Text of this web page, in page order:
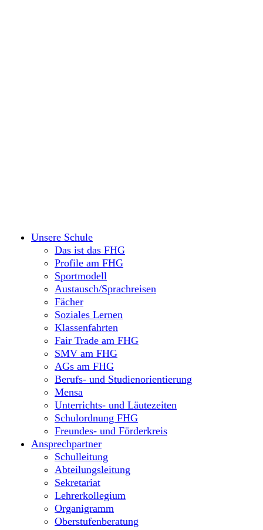
Unsere Schule
Das ist das FHG
Profile am FHG
Sportmodell
Austausch/Sprachreisen
Fächer
Soziales Lernen
Klassenfahrten
Fair Trade am FHG
SMV am FHG
AGs am FHG
Berufs- und Studienorientierung
Mensa
Unterrichts- und Läutezeiten
Schulordnung FHG
Freundes- und Förderkreis
Ansprechpartner
Schulleitung
Abteilungsleitung
Sekretariat
Lehrerkollegium
Organigramm
Oberstufenberatung